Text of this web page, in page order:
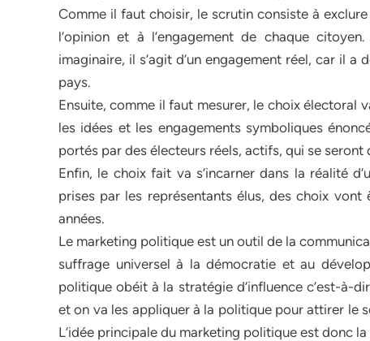
Comme il faut choisir, le scrutin consiste à
l’opinion et à l’engagement de chaque
imaginaire, il s’agit d’un engagement réel, car il
pays.
Ensuite, comme il faut mesurer, le choix électoral
les idées et les engagements symboliques
portés par des électeurs réels, actifs, qui se
Enfin, le choix fait va s’incarner dans la réalité
prises par les représentants élus, des choix
années.
Le marketing politique est un outil de la
suffrage universel à la démocratie et au
politique obéit à la stratégie d’influence c’est-à-
et on va les appliquer à la politique pour attirer le
L’idée principale du marketing politique est donc